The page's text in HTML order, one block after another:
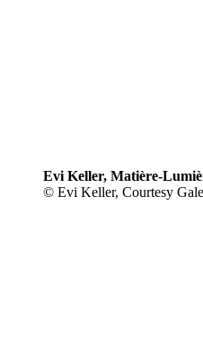
Evi Keller, Matière-
© Evi Keller, Courtesy